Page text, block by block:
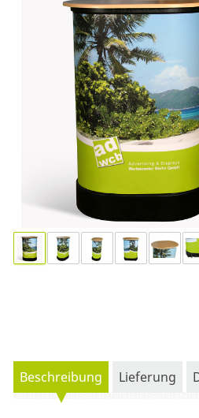
Beschreibung Lieferung